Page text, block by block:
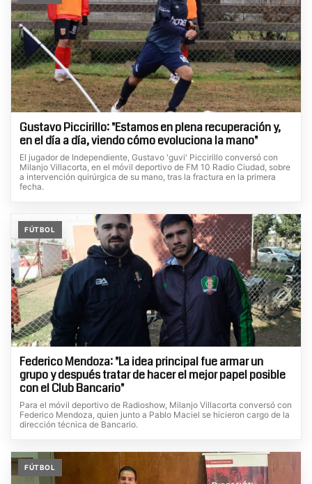
Gustavo Piccirillo: "Estamos en plena recuperación y,
en el día a día, viendo cómo evoluciona la mano"
El jugador de Independiente, Gustavo 'guvi' Piccirillo conversó con
Milanjo Villacorta, en el móvil deportivo de FM 10 Radio Ciudad, sobre
a intervención quirúrgica de su mano, tras la fractura en la primera
fecha.
FÚTBOL
Federico Mendoza: "La idea principal fue armar un
grupo y después tratar de hacer el mejor papel posible
con el Club Bancario"
Para el móvil deportivo de Radioshow, Milanjo Villacorta conversó con
Federico Mendoza, quien junto a Pablo Maciel se hicieron cargo de la
dirección técnica de Bancario.
FÚTBOL